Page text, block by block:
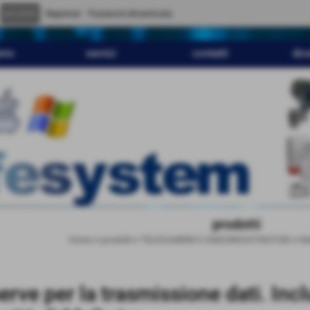
servizi contatti
prodotti
per la trasmissione dati.